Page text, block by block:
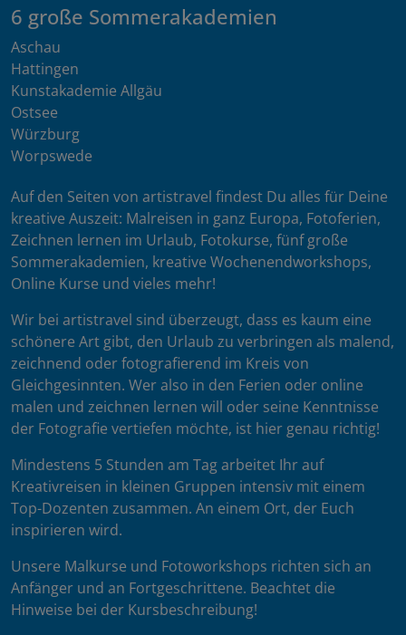
6 große Sommerakademien
Aschau
Hattingen
Kunstakademie Allgäu
Ostsee
Würzburg
Worpswede
Auf den Seiten von artistravel findest Du alles für Deine
kreative Auszeit: Malreisen in ganz Europa, Fotoferien,
Zeichnen lernen im Urlaub, Fotokurse, fünf große
Sommerakademien, kreative Wochenendworkshops,
Online Kurse und vieles mehr!
Wir bei artistravel sind überzeugt, dass es kaum eine
schönere Art gibt, den Urlaub zu verbringen als malend,
zeichnend oder fotografierend im Kreis von
Gleichgesinnten. Wer also in den Ferien oder online
malen und zeichnen lernen will oder seine Kenntnisse
der Fotografie vertiefen möchte, ist hier genau richtig!
Mindestens 5 Stunden am Tag arbeitet Ihr auf
Kreativreisen in kleinen Gruppen intensiv mit einem
Top-Dozenten zusammen. An einem Ort, der Euch
inspirieren wird.
Unsere Malkurse und Fotoworkshops richten sich an
Anfänger und an Fortgeschrittene. Beachtet die
Hinweise bei der Kursbeschreibung!